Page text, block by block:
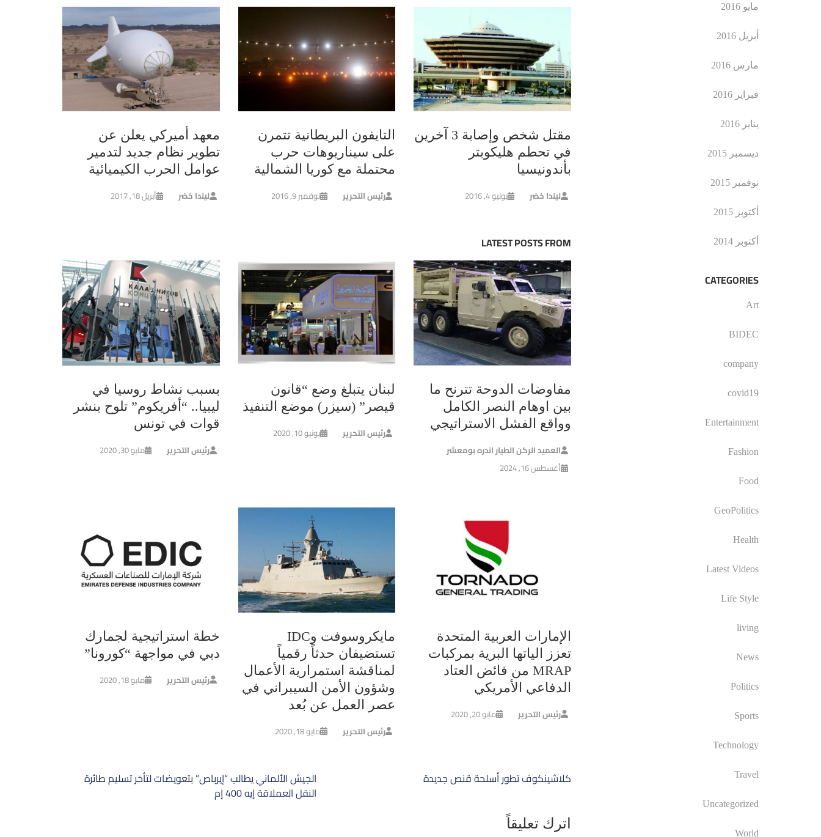
مقتل شخص وإصابة 3 آخرين
في تحطم هليكوبتر
بأندونيسيا
ليندا خضر يونيو 4, 2016
التايفون البريطانية تتمرن
على سيناريوهات حرب
محتملة مع كوريا الشمالية
رئيس التحرير نوفمبر 9, 2016
معهد أميركي يعلن عن
تطوير نظام جديد لتدمير
عوامل الحرب الكيميائية
ليندا خضر أبريل 18, 2017
LATEST POSTS FROM
مفاوضات الدوحة تترنح ما
بين اوهام النصر الكامل
وواقع الفشل الاستراتيجي
العميد الركن الطيار اندره بومعشر
أغسطس 16, 2024
لبنان يتبلغ وضع “قانون
قيصر” (سيزر) موضع التنفيذ
رئيس التحرير يونيو 10, 2020
بسبب نشاط روسيا في
ليبيا.. “أفريكوم” تلوح بنشر
قوات في تونس
رئيس التحرير مايو 30, 2020
الإمارات العربية المتحدة
تعزز الياتها البرية بمركبات
MRAP من فائض العتاد
الدفاعي الأمريكي
رئيس التحرير مايو 20, 2020
مايكروسوفت وIDC
تستضيفان حدثاً رقمياً
لمناقشة استمرارية الأعمال
وشؤون الأمن السيبراني في
عصر العمل عن بُعد
رئيس التحرير مايو 18, 2020
خطة استراتيجية لجمارك
دبي في مواجهة “كورونا”
رئيس التحرير مايو 18, 2020
تصفّح
المقالات
الجيش الألماني يطالب “إيرباص” بتعويضات لتأخر تسليم طائرة
النقل العملاقة إيه 400 إم
كلاشينكوف تطور أسلحة قنص جديدة
اترك تعليقاً
مايو 2016
أبريل 2016
مارس 2016
فبراير 2016
يناير 2016
ديسمبر 2015
نوفمبر 2015
أكتوبر 2015
أكتوبر 2014
CATEGORIES
Art
BIDEC
company
covid19
Entertainment
Fashion
Food
GeoPolitics
Health
Latest Videos
Life Style
living
News
Politics
Sports
Technology
Travel
Uncategorized
World